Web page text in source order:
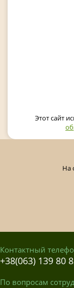
Этот сайт
На
Контактный
+38(063) 139 80
По вопросам